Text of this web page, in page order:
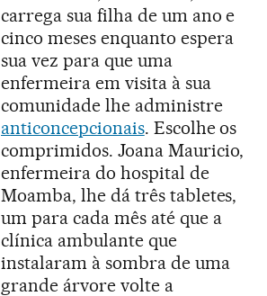
carrega sua filha de um ano e
cinco meses enquanto espera
sua vez para que uma
enfermeira em visita à sua
comunidade lhe administre
anticoncepcionais. Escolhe os
comprimidos. Joana Mauricio,
enfermeira do hospital de
Moamba, lhe dá três tabletes,
um para cada mês até que a
clínica ambulante que
instalaram à sombra de uma
grande árvore volte a